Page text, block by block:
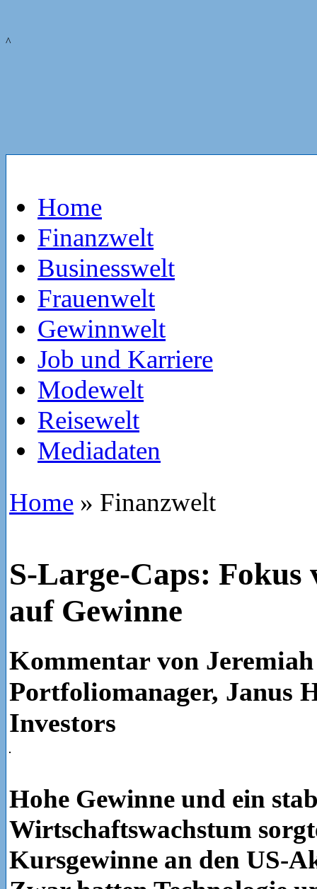
^
Home
Finanzwelt
Businesswelt
Frauenwelt
Gewinnwelt
Job und Karriere
Modewelt
Reisewelt
Mediadaten
Home » Finanzwelt
S-Large-Caps: Fokus
auf Gewinne
Kommentar von
Portfoliomanager, Janus
Investors
Hohe Gewinne und ein
Wirtschaftswachstum
Kursgewinne an den US-